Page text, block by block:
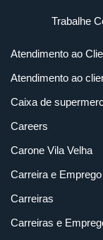
Trabalhe
Atendimento ao
Atendimento ao
Caixa de
Careers
Carone Vila Velha
Carreira e Emprego
Carreiras
Carreiras e